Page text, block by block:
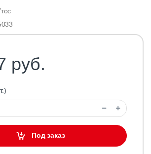
руб.
Под заказ